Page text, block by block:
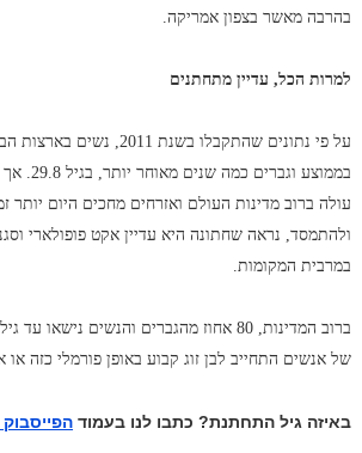
בהרבה מאשר בצפון אמריקה.
למרות הכל, עדיין מתחתנים
בממוצע
עולה ברוב מדינות העולם ואזרחים מחכים היום יותר
ולהתמסד, נראה שחתונה היא עדיין אקט פופולארי
במרבית המקומות.
של אנשים התחייב לבן זוג קבוע באופן פורמלי כזה או
באיזה גיל התחתנת? כתבו לנו בעמוד